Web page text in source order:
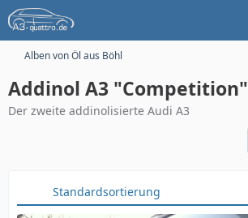
Alben von Öl aus Böhl
Addinol A3 "Competition"
Der zweite addinolisierte Audi A3
Standardsortierung